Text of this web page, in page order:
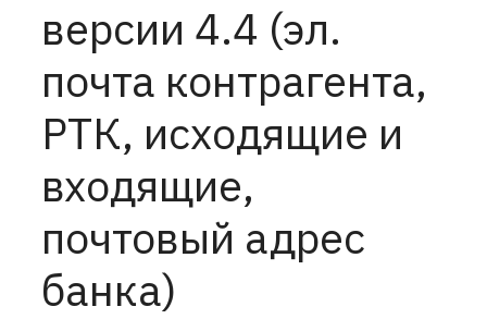
версии 4.4 (эл.
почта контрагента,
РТК, исходящие и
входящие,
почтовый адрес
банка)